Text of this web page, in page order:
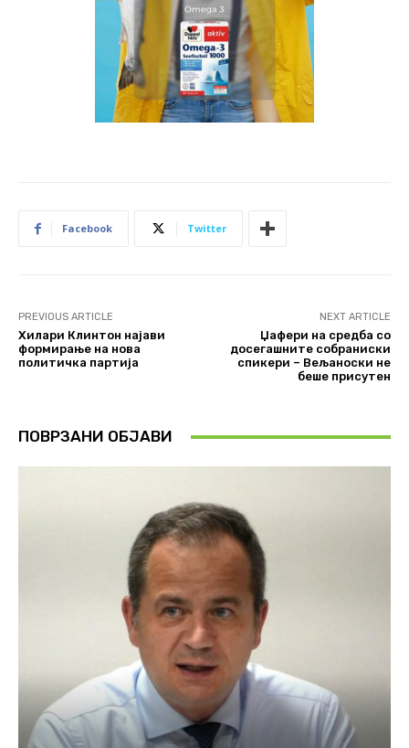
Facebook Twitter
PREVIOUS ARTICLE
Хилари Клинтон најави
формирање на нова
политичка партија
NEXT ARTICLE
Џафери на средба со
досегашните собраниски
спикери – Вељаноски не
беше присутен
ПОВРЗАНИ ОБЈАВИ